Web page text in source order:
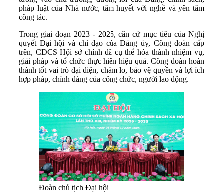
pháp luật của Nhà nước, tâm huyết với nghề và yên tâm
công tác.
Trong giai đoạn 2023 - 2025, căn cứ mục tiêu của Nghị
quyết Đại hội và chỉ đạo của Đảng ủy, Công đoàn cấp
trên, CĐCS Hội sở chính đã cụ thể hóa thành nhiệm vụ,
giải pháp và tổ chức thực hiện hiệu quả. Công đoàn hoàn
thành tốt vai trò đại diện, chăm lo, bảo vệ quyền và lợi ích
hợp pháp, chính đáng của công chức, người lao động.
Đoàn chủ tịch Đại hội